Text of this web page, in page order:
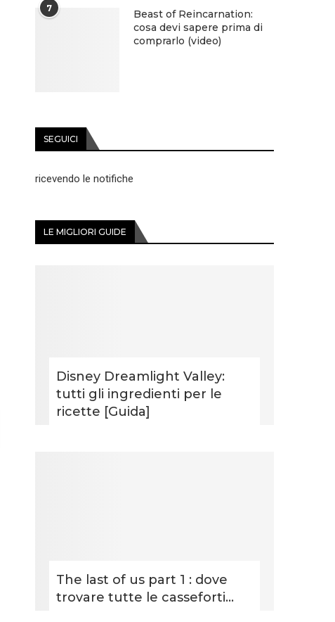
7
Beast of Reincarnation:
cosa devi sapere prima di
comprarlo (video)
SEGUICI
ricevendo le notifiche
LE MIGLIORI GUIDE
Disney Dreamlight Valley:
tutti gli ingredienti per le
ricette [Guida]
The last of us part 1 : dove
trovare tutte le casseforti...